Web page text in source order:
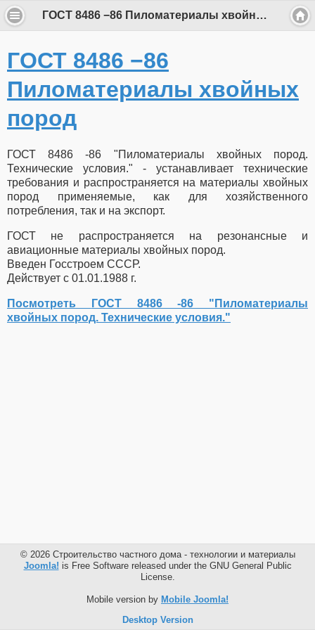
ГОСТ 8486 −86 Пиломатериалы хвойных пород
ГОСТ 8486 −86
Пиломатериалы хвойных
пород
ГОСТ 8486 -86 "Пиломатериалы хвойных пород.
Технические условия." - устанавливает технические
требования и распространяется на материалы хвойных
пород применяемые, как для хозяйственного
потребления, так и на экспорт.
ГОСТ не распространяется на резонансные и
авиационные материалы хвойных пород.
Введен Госстроем СССР.
Действует с 01.01.1988 г.
Посмотреть
ГОСТ 8486 -86 "Пиломатериалы
хвойных пород. Технические условия."
© 2026 Строительство частного дома - технологии и материалы
Joomla! is Free Software released under the GNU General Public
License.
Mobile version by Mobile Joomla!
Desktop Version